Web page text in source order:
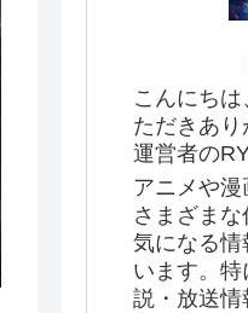
こんにち
ただきあり
運営者の
アニメや漫
さまざまな
気になる情
います。
説・放送情